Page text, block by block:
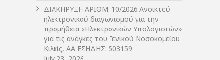
ΔIΑΚΗΡΥΞΗ ΑΡIΘΜ. 10/2026 Ανοικτού
ηλεκτρονικού διαγωνισμού για την
προμήθεια «Ηλεκτρονικών Υπολογιστών»
για τις ανάγκες του Γενικού Νοσοκομείου
Κιλκίς, ΑΑ ΕΣΗΔΗΣ: 503159